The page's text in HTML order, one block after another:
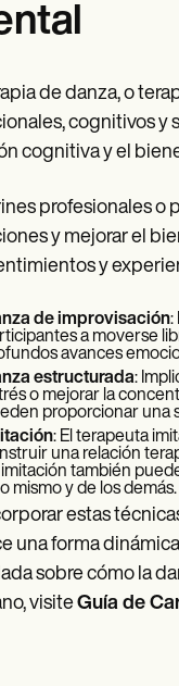
de danza, o
cognitivos y
cognitiva y el
profesionales o
y mejorar el
y
de improvisación:
a moverse
avances
estructurada:
o mejorar la
proporcionar una
: El terapeuta
una relación
imitación también
mismo y de los demás.
estas
una forma
sobre cómo la
visiteGuía de